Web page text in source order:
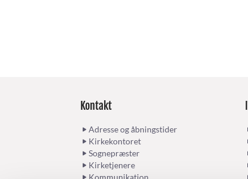
Kontakt
Adresse og åbningstider
Kirkekontoret
Sognepræster
Kirketjenere